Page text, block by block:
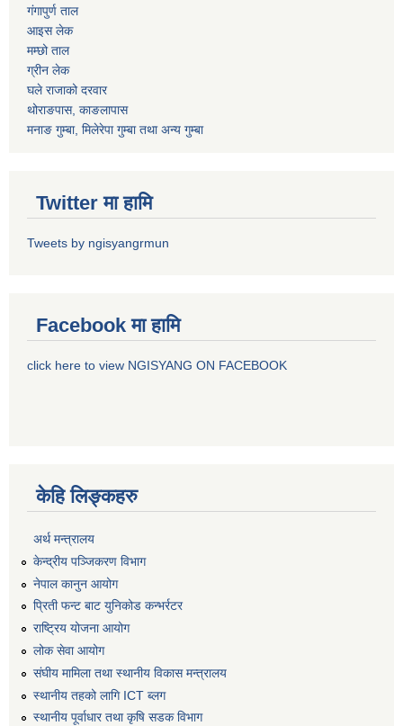
गंगापुर्ण ताल
आइस लेक
मम्छो ताल
ग्रीन लेक
घले राजाको दरवार
थोराङपास, काङलापास
मनाङ गुम्बा, मिलेरेपा गुम्बा तथा अन्य गुम्बा
Twitter मा हामि
Tweets by ngisyangrmun
Facebook मा हामि
click here to view NGISYANG ON FACEBOOK
केहि लिङ्कहरु
अर्थ मन्त्रालय
केन्द्रीय पञ्जिकरण विभाग
नेपाल कानुन आयोग
प्रिती फन्ट बाट युनिकोड कन्भर्रटर
राष्ट्रिय योजना आयोग
लोक सेवा आयोग
संघीय मामिला तथा स्थानीय विकास मन्त्रालय
स्थानीय तहको लागि ICT ब्लग
स्थानीय पूर्वाधार तथा कृषि सडक विभाग